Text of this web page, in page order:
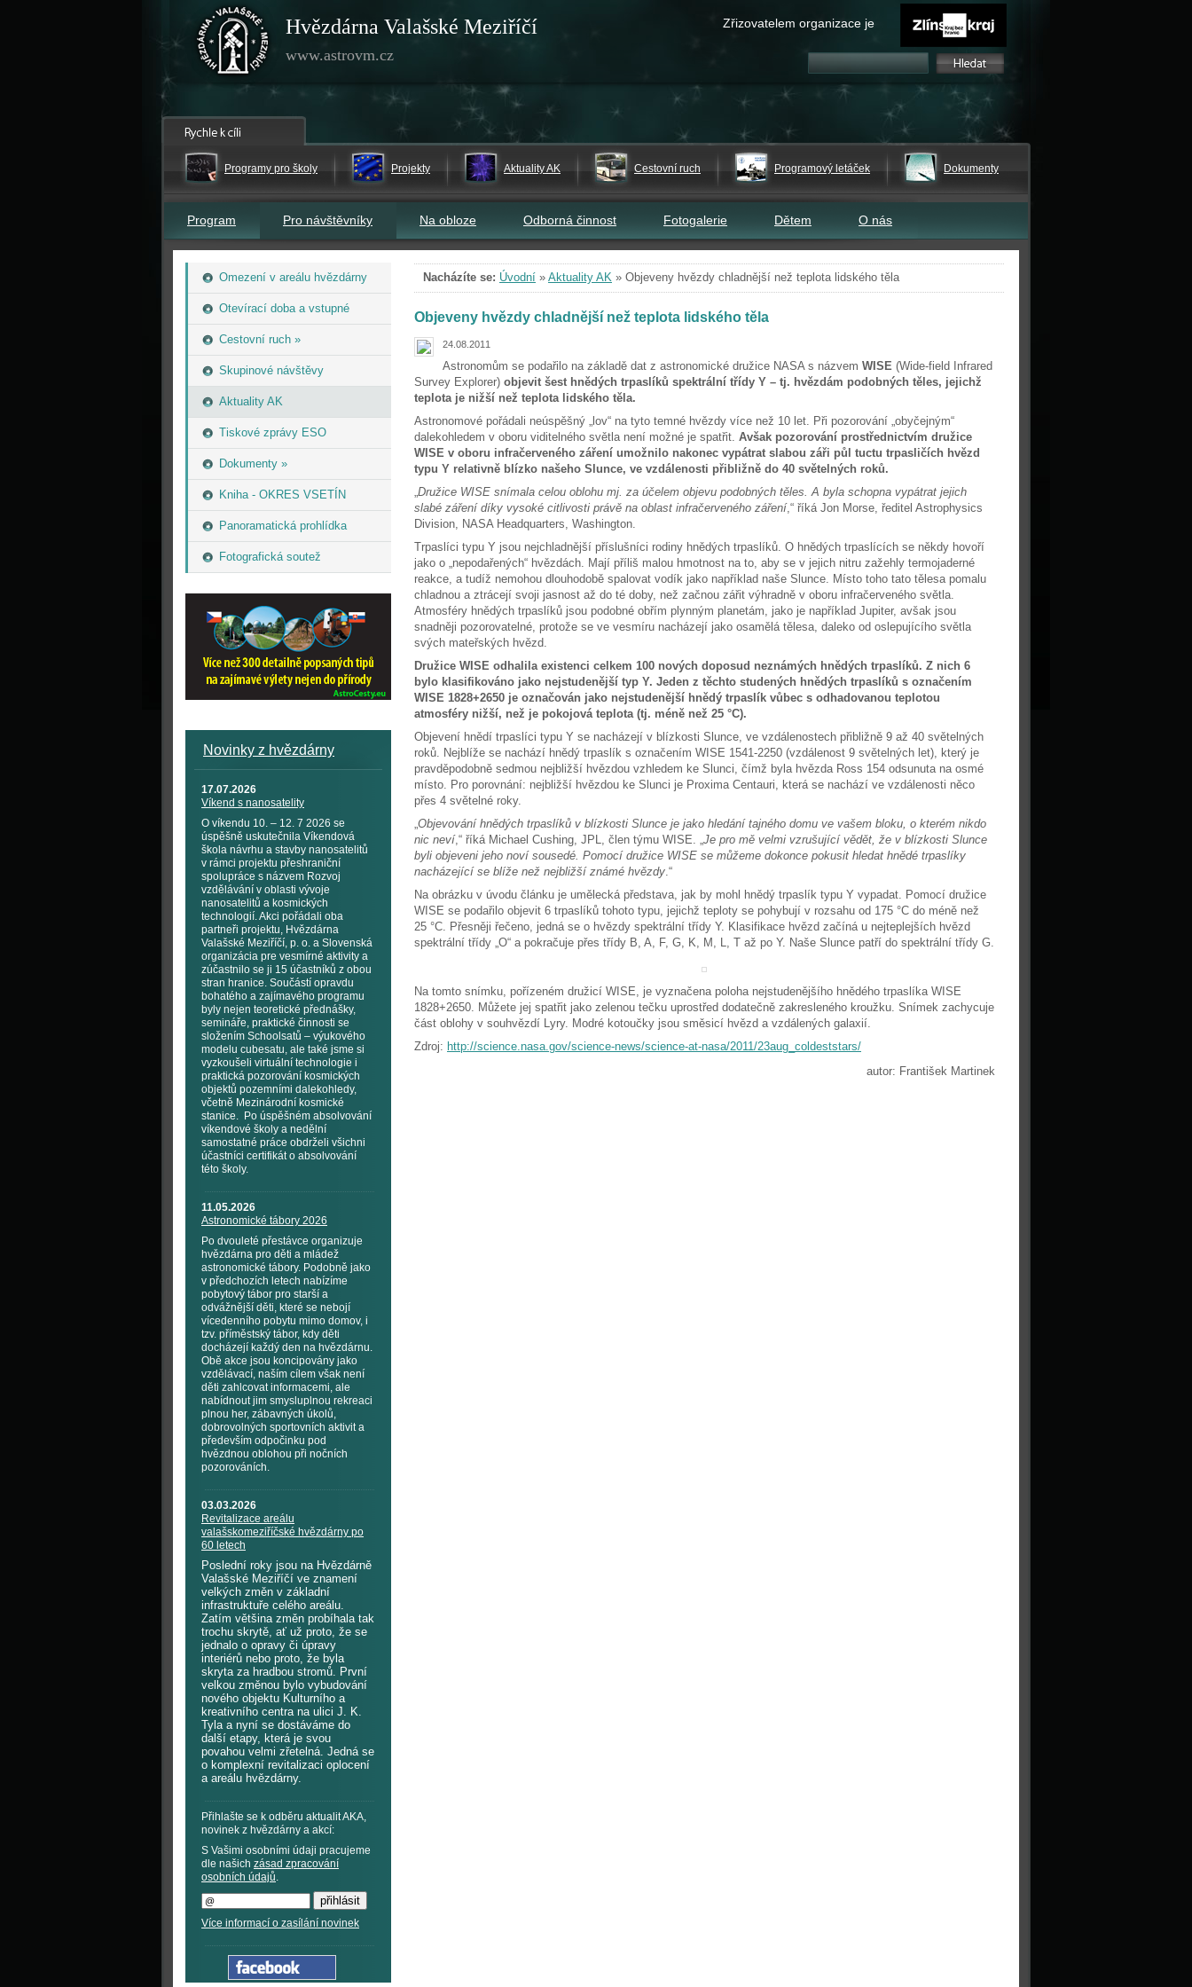
Hvězdárna Valašské Meziříčí
www.astrovm.cz
Zřizovatelem organizace je
Programy pro školy Projekty Aktuality AK Cestovní ruch Programový letáček Dokumenty
Program Pro návštěvníky Na obloze Odborná činnost Fotogalerie Dětem O nás
Omezení v areálu hvězdárny
Otevírací doba a vstupné
Cestovní ruch »
Skupinové návštěvy
Aktuality AK
Tiskové zprávy ESO
Dokumenty »
Kniha - OKRES VSETÍN
Panoramatická prohlídka
Fotografická soutež
Novinky z hvězdárny
17.07.2026
Víkend s nanosatelity
O víkendu 10. – 12. 7 2026 se
úspěšně uskutečnila Víkendová
škola návrhu a stavby nanosatelitů
v rámci projektu přeshraniční
spolupráce s názvem Rozvoj
vzdělávání v oblasti vývoje
nanosatelitů a kosmických
technologií. Akci pořádali oba
partneři projektu, Hvězdárna
Valašské Meziříčí, p. o. a Slovenská
organizácia pre vesmírné aktivity a
zúčastnilo se ji 15 účastníků z obou
stran hranice. Součástí opravdu
bohatého a zajímavého programu
byly nejen teoretické přednášky,
semináře, praktické činnosti se
složením Schoolsatů – výukového
modelu cubesatu, ale také jsme si
vyzkoušeli virtuální technologie i
praktická pozorování kosmických
objektů pozemními dalekohledy,
včetně Mezinárodní kosmické
stanice. Po úspěšném absolvování
víkendové školy a nedělní
samostatné práce obdrželi všichni
účastníci certifikát o absolvování
této školy.
11.05.2026
Astronomické tábory 2026
Po dvouleté přestávce organizuje
hvězdárna pro děti a mládež
astronomické tábory. Podobně jako
v předchozích letech nabízíme
pobytový tábor pro starší a
odvážnější děti, které se nebojí
vícedenního pobytu mimo domov, i
tzv. příměstský tábor, kdy děti
docházejí každý den na hvězdárnu.
Obě akce jsou koncipovány jako
vzdělávací, naším cílem však není
děti zahlcovat informacemi, ale
nabídnout jim smysluplnou rekreaci
plnou her, zábavných úkolů,
dobrovolných sportovních aktivit a
především odpočinku pod
hvězdnou oblohou při nočních
pozorováních.
03.03.2026
Revitalizace areálu
valašskomeziříčské hvězdárny po
60 letech
Poslední roky jsou na Hvězdárně
Valašské Meziříčí ve znamení
velkých změn v základní
infrastruktuře celého areálu.
Zatím většina změn probíhala tak
trochu skrytě, ať už proto, že se
jednalo o opravy či úpravy
interiérů nebo proto, že byla
skryta za hradbou stromů. První
velkou změnou bylo vybudování
nového objektu Kulturního a
kreativního centra na ulici J. K.
Tyla a nyní se dostáváme do
další etapy, která je svou
povahou velmi zřetelná. Jedná se
o komplexní revitalizaci oplocení
a areálu hvězdárny.
Přihlašte se k odběru aktualit AKA,
novinek z hvězdárny a akcí:
S Vašimi osobními údaji pracujeme
dle našich zásad zpracování
osobních údajů.
Více informací o zasílání novinek
Nacházíte se: Úvodní » Aktuality AK » Objeveny hvězdy chladnější než teplota lidského těla
Objeveny hvězdy chladnější než teplota lidského těla
24.08.2011
Astronomům se podařilo na základě dat z astronomické družice NASA s názvem WISE (Wide-field Infrared
Survey Explorer) objevit šest hnědých trpaslíků spektrální třídy Y – tj. hvězdám podobných těles, jejichž
teplota je nižší než teplota lidského těla.
Astronomové pořádali neúspěšný „lov“ na tyto temné hvězdy více než 10 let. Při pozorování „obyčejným“
dalekohledem v oboru viditelného světla není možné je spatřit. Avšak pozorování prostřednictvím družice
WISE v oboru infračerveného záření umožnilo nakonec vypátrat slabou záři půl tuctu trpasličích hvězd
typu Y relativně blízko našeho Slunce, ve vzdálenosti přibližně do 40 světelných roků.
„Družice WISE snímala celou oblohu mj. za účelem objevu podobných těles. A byla schopna vypátrat jejich
slabé záření díky vysoké citlivosti právě na oblast infračerveného záření,“ říká Jon Morse, ředitel Astrophysics
Division, NASA Headquarters, Washington.
Trpaslíci typu Y jsou nejchladnější příslušníci rodiny hnědých trpaslíků. O hnědých trpaslících se někdy hovoří
jako o „nepodařených“ hvězdách. Mají příliš malou hmotnost na to, aby se v jejich nitru zažehly termojaderné
reakce, a tudíž nemohou dlouhodobě spalovat vodík jako například naše Slunce. Místo toho tato tělesa pomalu
chladnou a ztrácejí svoji jasnost až do té doby, než začnou zářit výhradně v oboru infračerveného světla.
Atmosféry hnědých trpaslíků jsou podobné obřím plynným planetám, jako je například Jupiter, avšak jsou
snadněji pozorovatelné, protože se ve vesmíru nacházejí jako osamělá tělesa, daleko od oslepujícího světla
svých mateřských hvězd.
Družice WISE odhalila existenci celkem 100 nových doposud neznámých hnědých trpaslíků. Z nich 6
bylo klasifikováno jako nejstudenější typ Y. Jeden z těchto studených hnědých trpaslíků s označením
WISE 1828+2650 je označován jako nejstudenější hnědý trpaslík vůbec s odhadovanou teplotou
atmosféry nižší, než je pokojová teplota (tj. méně než 25 °C).
Objevení hnědí trpaslíci typu Y se nacházejí v blízkosti Slunce, ve vzdálenostech přibližně 9 až 40 světelných
roků. Nejblíže se nachází hnědý trpaslík s označením WISE 1541-2250 (vzdálenost 9 světelných let), který je
pravděpodobně sedmou nejbližší hvězdou vzhledem ke Slunci, čímž byla hvězda Ross 154 odsunuta na osmé
místo. Pro porovnání: nejbližší hvězdou ke Slunci je Proxima Centauri, která se nachází ve vzdálenosti něco
přes 4 světelné roky.
„Objevování hnědých trpaslíků v blízkosti Slunce je jako hledání tajného domu ve vašem bloku, o kterém nikdo
nic neví,“ říká Michael Cushing, JPL, člen týmu WISE. „Je pro mě velmi vzrušující vědět, že v blízkosti Slunce
byli objeveni jeho noví sousedé. Pomocí družice WISE se můžeme dokonce pokusit hledat hnědé trpaslíky
nacházející se blíže než nejbližší známé hvězdy.“
Na obrázku v úvodu článku je umělecká představa, jak by mohl hnědý trpaslík typu Y vypadat. Pomocí družice
WISE se podařilo objevit 6 trpaslíků tohoto typu, jejichž teploty se pohybují v rozsahu od 175 °C do méně než
25 °C. Přesněji řečeno, jedná se o hvězdy spektrální třídy Y. Klasifikace hvězd začíná u nejteplejších hvězd
spektrální třídy „O“ a pokračuje přes třídy B, A, F, G, K, M, L, T až po Y. Naše Slunce patří do spektrální třídy G.
Na tomto snímku, pořízeném družicí WISE, je vyznačena poloha nejstudenějšího hnědého trpaslíka WISE
1828+2650. Můžete jej spatřit jako zelenou tečku uprostřed dodatečně zakresleného kroužku. Snímek zachycuje
část oblohy v souhvězdí Lyry. Modré kotoučky jsou směsicí hvězd a vzdálených galaxií.
Zdroj: http://science.nasa.gov/science-news/science-at-nasa/2011/23aug_coldeststars/
autor: František Martinek